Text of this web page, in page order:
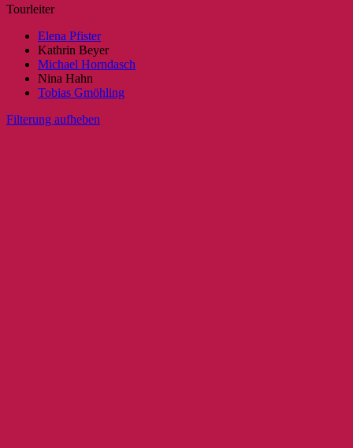
Tourleiter
Elena Pfister
Kathrin Beyer
Michael Horndasch
Nina Hahn
Tobias Gmöhling
Filterung aufheben